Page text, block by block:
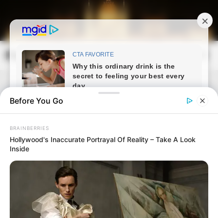
content
Magyarország Kincsei
Before You Go
BRAINBERRIES
Hollywood's Inaccurate Portrayal Of Reality – Take A Look
Inside